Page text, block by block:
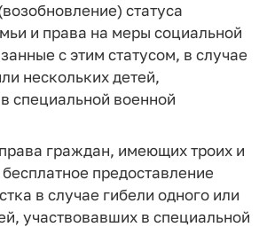
статуса
и права на меры социальной
с этим статусом, в случае
нескольких детей,
специальной военной
граждан, имеющих троих и
предоставление
в случае гибели одного или
участвовавших в специальной